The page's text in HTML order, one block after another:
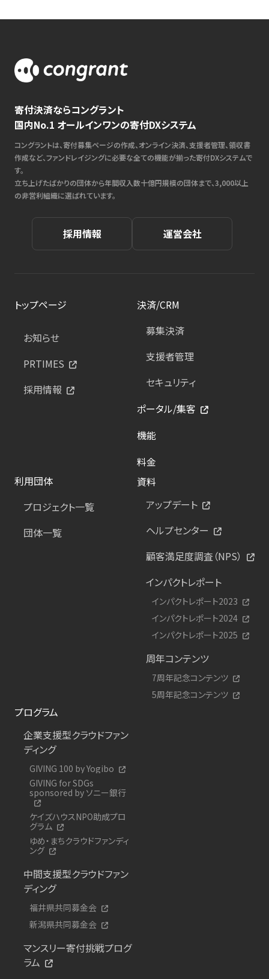
寄付決済ならコングラント
国内No.1 オールインワンの寄付DXシステム
コングラントは、寄付募集ページの作成、オンライン決済、支援者管理、領収書
作成など、ファンドレイジングに必要な全ての機能が揃った寄付DXシステムで
す。
立ち上げたばかりの団体から年間収入数十億円規模の団体まで、3,000以上
の非営利組織に選ばれています。
採用情報 運営会社
トップページ
お知らせ
PRTIMES
採用情報
決済/CRM
募集決済
支援者管理
セキュリティ
ポータル/集客
機能
料金
利用団体
プロジェクト一覧
団体一覧
資料
アップデート
ヘルプセンター
顧客満足度調査（NPS）
インパクトレポート
インパクトレポート2023
インパクトレポート2024
インパクトレポート2025
周年コンテンツ
7周年記念コンテンツ
5周年記念コンテンツ
プログラム
企業支援型クラウドファン
ディング
GIVING 100 by Yogibo
GIVING for SDGs
sponsored by ソニー銀行
ケイズハウスNPO助成プロ
グラム
ゆめ・まちクラウドファンディ
ング
中間支援型クラウドファン
ディング
福井県共同募金会
新潟県共同募金会
マンスリー寄付挑戦プログ
ラム